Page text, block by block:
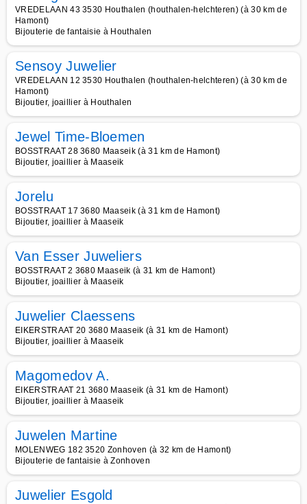
VREDELAAN 43 3530 Houthalen (houthalen-helchteren) (à 30 km de
Hamont)
Bijouterie de fantaisie à Houthalen
Sensoy Juwelier
VREDELAAN 12 3530 Houthalen (houthalen-helchteren) (à 30 km de
Hamont)
Bijoutier, joaillier à Houthalen
Jewel Time-Bloemen
BOSSTRAAT 28 3680 Maaseik (à 31 km de Hamont)
Bijoutier, joaillier à Maaseik
Jorelu
BOSSTRAAT 17 3680 Maaseik (à 31 km de Hamont)
Bijoutier, joaillier à Maaseik
Van Esser Juweliers
BOSSTRAAT 2 3680 Maaseik (à 31 km de Hamont)
Bijoutier, joaillier à Maaseik
Juwelier Claessens
EIKERSTRAAT 20 3680 Maaseik (à 31 km de Hamont)
Bijoutier, joaillier à Maaseik
Magomedov A.
EIKERSTRAAT 21 3680 Maaseik (à 31 km de Hamont)
Bijoutier, joaillier à Maaseik
Juwelen Martine
MOLENWEG 182 3520 Zonhoven (à 32 km de Hamont)
Bijouterie de fantaisie à Zonhoven
Juwelier Esgold